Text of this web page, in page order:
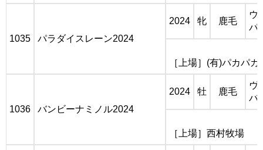
1035 パラダイスレーン2024
2024 牝 鹿毛
ウ
パ
［上場］(有)パカパ
1036 バンビーナミノル2024
2024 牡 鹿毛
ヴ
バ
［上場］西村牧場